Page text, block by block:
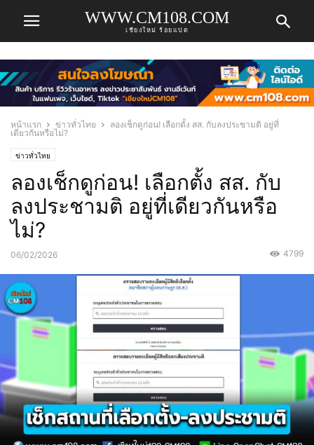
WWW.CM108.COM
เชียงใหม่ ร้อยแปด
หน้าแรก ข่าวทั่วไทย
ลองเช็กดูก่อน! เลือกตั้ง สส. กับลงประชามติ อยู่ที่
เดียวกันหรือไม่?
ข่าวทั่วไทย
ลองเช็กดูก่อน! เลือกตั้ง สส. กับ
ลงประชามติ อยู่ที่เดียวกันหรือ
ไม่?
06/02/2026 4799